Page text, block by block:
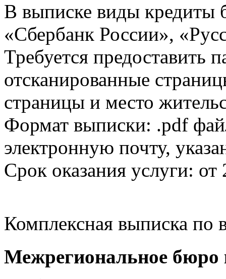
В выписке виды кредиты
«Сбербанк России»,
Требуется предоставить
отсканированные
страницы и место
Формат выписки: .pdf
электронную почту,
Срок оказания услуги: от
Комплексная выписка
Межрегиональное бюро